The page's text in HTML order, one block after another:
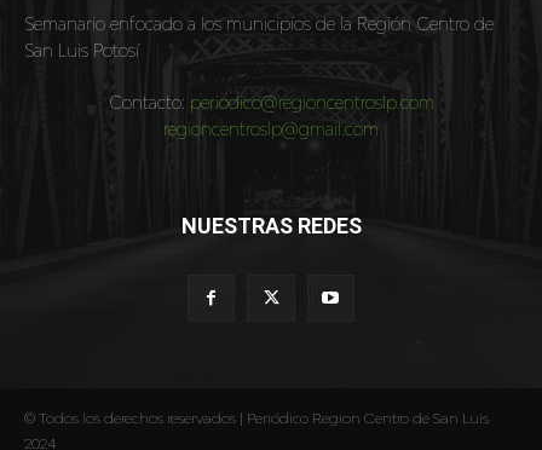
Semanario enfocado a los municipios de la Región Centro de
San Luis Potosí
Contacto: periodico@regioncentroslp.com
regioncentroslp@gmail.com
NUESTRAS REDES
© Todos los derechos reservados | Periódico Region Centro de San Luis
2024